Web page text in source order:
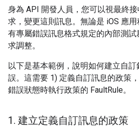
身為 API 開發人員，您可以視最終
求，變更這則訊息。無論是 iOS 應
有專屬錯誤訊息格式規定的內部測
求調整。
以下是基本範例，說明如何建立自
誤。這需要 1) 定義自訂訊息的政策
錯誤狀態時執行政策的 FaultRule。
1 . 建立定義自訂訊息的政策